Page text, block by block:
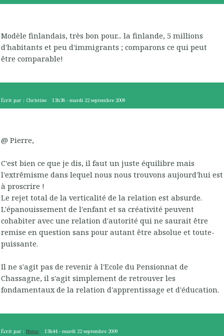
Modèle finlandais, très bon pour... la finlande, 5 millions
d'habitants et peu d'immigrants ; comparons ce qui peut
être comparable!
Écrit par : Christine 13h38 -mardi 22 septembre 2009
@ Pierre,
C'est bien ce que je dis, il faut un juste équilibre mais
l'extrêmisme dans lequel nous nous trouvons aujourd'hui est
à proscrire !
Le rejet total de la verticalité de la relation est absurde.
L'épanouissement de l'enfant et sa créativité peuvent
cohabiter avec une relation d'autorité qui ne saurait être
remise en question sans pour autant être absolue et toute-
puissante.
Il ne s'agit pas de revenir à l'Ecole du Pensionnat de
Chassagne, il s'agit simplement de retrouver les
fondamentaux de la relation d'apprentissage et d'éducation.
Écrit par : Nemo 13h44 -mardi 22 septembre 2009